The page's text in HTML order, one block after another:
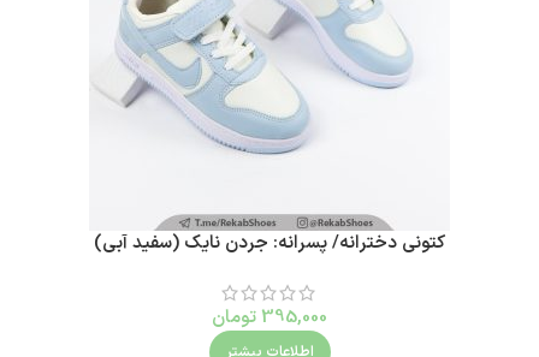
کتونی دخترانه/ پسرانه: جردن نایک (سفید آبی)
395,000 تومان
اطلاعات بیشتر